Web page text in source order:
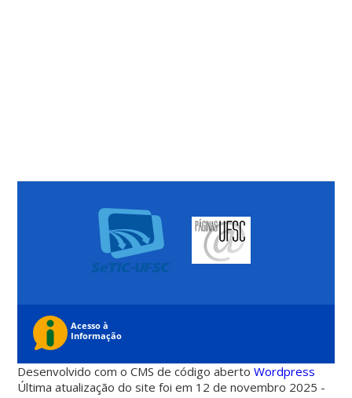
Desenvolvido com o CMS de código abertoWordpress
Última atualização do site foi em 12 de novembro 2025 -